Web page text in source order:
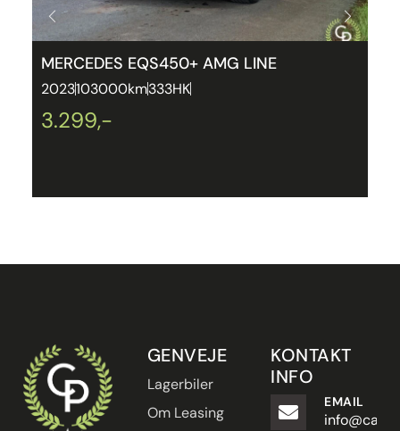
MERCEDES EQS450+ AMG LINE
2023103000km333HK
3.299,-
GENVEJE
Lagerbiler
Om Leasing
KONTAKT
INFO
EMAIL